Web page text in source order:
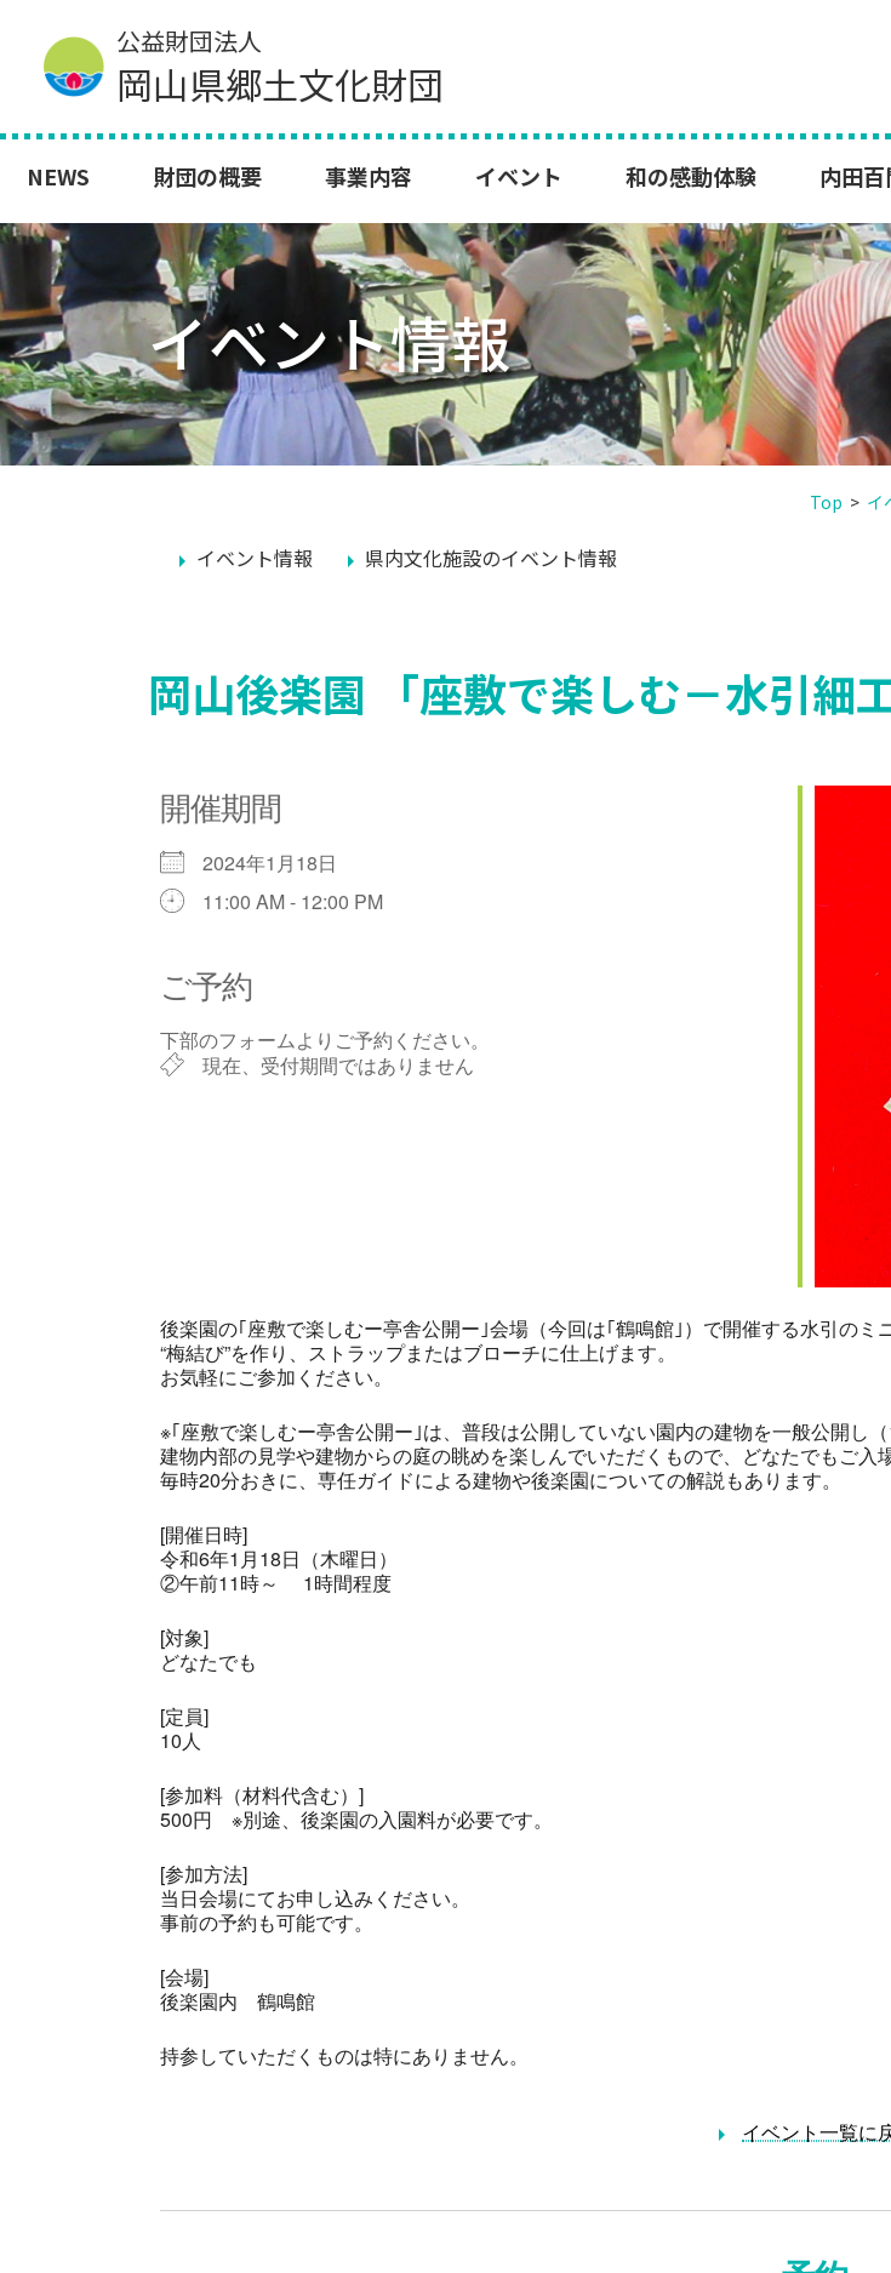
content
公益財団法人
岡山県郷土文化財団
NEWS 財団の概要 事業内容 イベント 和の感動体験 内田
イベント情報
Top > イ
イベント情報 県内文化施設のイベント情報
岡山後楽園 「座敷で楽しむ－水引
開催期間
2024年1月18日
11:00 AM - 12:00 PM
ご予約
下部のフォームよりご予約ください。
現在、受付期間ではありません
後楽園の｢座敷で楽しむー亭舎公開ー｣会場（今回は｢鶴鳴館｣）で開催する水引のミ
“梅結び”を作り、ストラップまたはブローチに仕上げます。
お気軽にご参加ください。
※｢座敷で楽しむー亭舎公開ー｣は、普段は公開していない園内の建物を一般公開し
建物内部の見学や建物からの庭の眺めを楽しんでいただくもので、どなたでもご入
毎時20分おきに、専任ガイドによる建物や後楽園についての解説もあります。
[開催日時]
令和6年1月18日（木曜日）
②午前11時～ 1時間程度
[対象]
どなたでも
[定員]
10人
[参加料（材料代含む）]
500円 ※別途、後楽園の入園料が必要です。
[参加方法]
当日会場にてお申し込みください。
事前の予約も可能です。
[会場]
後楽園内 鶴鳴館
持参していただくものは特にありません。
イベント一覧に